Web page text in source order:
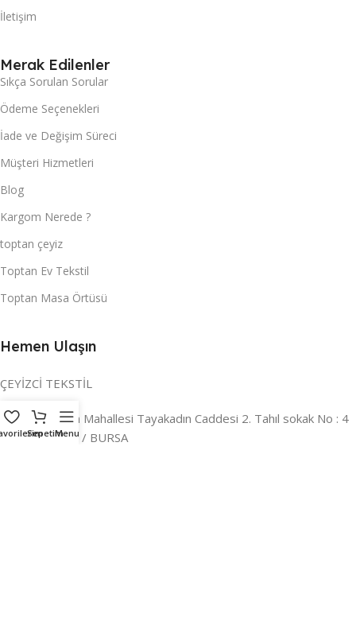
İletişim
Merak Edilenler
Sıkça Sorulan Sorular
Ödeme Seçenekleri
İade ve Değişim Süreci
Müşteri Hizmetleri
Blog
Kargom Nerede ?
toptan çeyiz
Toptan Ev Tekstil
Toptan Masa Örtüsü
Hemen Ulaşın
ÇEYİZCİ TEKSTİL
Adres:Reyhan Mahallesi Tayakadın Caddesi 2. Tahıl sokak No : 4
/ a Osmangazi / BURSA
SepetimMenu